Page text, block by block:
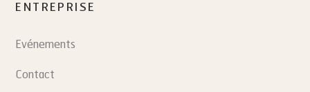
ENTREPRISE
Evénements
Contact